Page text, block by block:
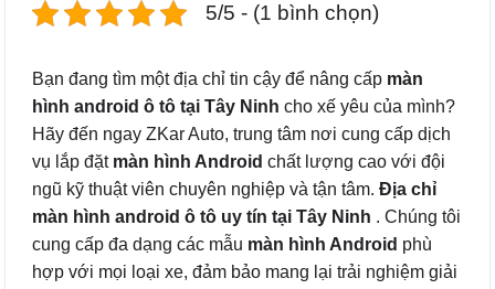
5/5 - (1 bình chọn)
Bạn đang tìm một địa chỉ tin cậy để nâng cấp màn
hình android ô tô tại Tây Ninh cho xế yêu của mình?
Hãy đến ngay ZKar Auto, trung tâm nơi cung cấp dịch
vụ lắp đặt màn hình Android chất lượng cao với đội
ngũ kỹ thuật viên chuyên nghiệp và tận tâm. Địa chỉ
màn hình android ô tô uy tín tại Tây Ninh . Chúng tôi
cung cấp đa dạng các mẫu màn hình Android phù
hợp với mọi loại xe, đảm bảo mang lại trải nghiệm giải